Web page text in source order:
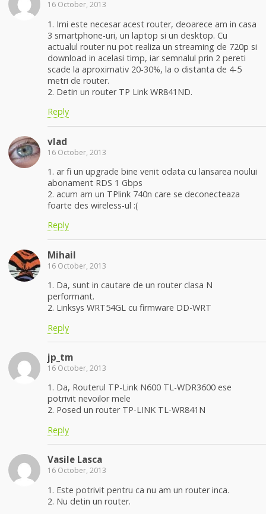
16 October, 2013
1. Imi este necesar acest router, deoarece am in casa
3 smartphone-uri, un laptop si un desktop. Cu
actualul router nu pot realiza un streaming de 720p si
download in acelasi timp, iar semnalul prin 2 pereti
scade la aproximativ 20-30%, la o distanta de 4-5
metri de router.
2. Detin un router TP Link WR841ND.
Reply
vlad
16 October, 2013
1. ar fi un upgrade bine venit odata cu lansarea noului
abonament RDS 1 Gbps
2. acum am un TPlink 740n care se deconecteaza
foarte des wireless-ul :(
Reply
Mihail
16 October, 2013
1. Da, sunt in cautare de un router clasa N
performant.
2. Linksys WRT54GL cu firmware DD-WRT
Reply
jp_tm
16 October, 2013
1. Da, Routerul TP-Link N600 TL-WDR3600 ese
potrivit nevoilor mele
2. Posed un router TP-LINK TL-WR841N
Reply
Vasile Lasca
16 October, 2013
1. Este potrivit pentru ca nu am un router inca.
2. Nu detin un router.